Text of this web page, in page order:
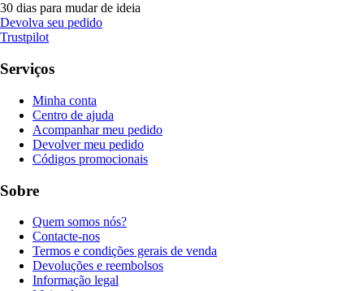
30 dias para mudar de ideia
Devolva seu pedido
Trustpilot
Serviços
Minha conta
Centro de ajuda
Acompanhar meu pedido
Devolver meu pedido
Códigos promocionais
Sobre
Quem somos nós?
Contacte-nos
Termos e condições gerais de venda
Devoluções e reembolsos
Informação legal